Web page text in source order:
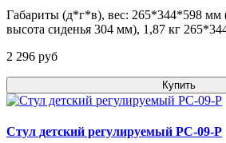
Габариты (д*г*в), вес: 265*344*598 мм
высота сиденья 304 мм), 1,87 кг
2 296 pуб
Купить
Стул детский регулируемый РС-09-Р